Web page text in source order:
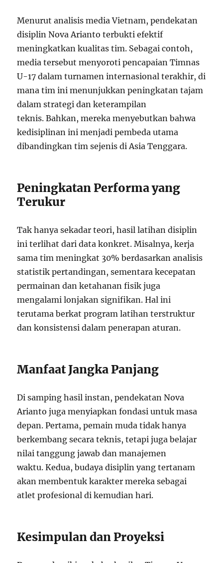
Menurut analisis media Vietnam, pendekatan
disiplin Nova Arianto terbukti efektif
meningkatkan kualitas tim. Sebagai contoh,
media tersebut menyoroti pencapaian Timnas
U-17 dalam turnamen internasional terakhir, di
mana tim ini menunjukkan peningkatan tajam
dalam strategi dan keterampilan
teknis. Bahkan, mereka menyebutkan bahwa
kedisiplinan ini menjadi pembeda utama
dibandingkan tim sejenis di Asia Tenggara.
Peningkatan Performa yang
Terukur
Tak hanya sekadar teori, hasil latihan disiplin
ini terlihat dari data konkret. Misalnya, kerja
sama tim meningkat 30% berdasarkan analisis
statistik pertandingan, sementara kecepatan
permainan dan ketahanan fisik juga
mengalami lonjakan signifikan. Hal ini
terutama berkat program latihan terstruktur
dan konsistensi dalam penerapan aturan.
Manfaat Jangka Panjang
Di samping hasil instan, pendekatan Nova
Arianto juga menyiapkan fondasi untuk masa
depan. Pertama, pemain muda tidak hanya
berkembang secara teknis, tetapi juga belajar
nilai tanggung jawab dan manajemen
waktu. Kedua, budaya disiplin yang tertanam
akan membentuk karakter mereka sebagai
atlet profesional di kemudian hari.
Kesimpulan dan Proyeksi